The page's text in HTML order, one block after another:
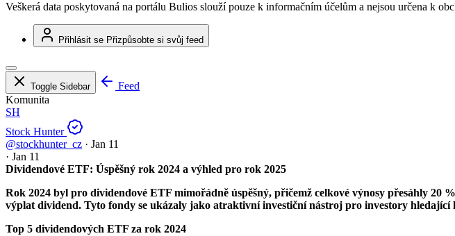
Veškerá data poskytovaná na portálu Bulios slouží pouze k informačním účelům a nejsou určena k
Přihlásit se Přizpůsobte si svůj feed
Toggle Sidebar
Feed
Komunita
SH
Stock Hunter
@stockhunter_cz · Jan 11
· Jan 11
Dividendové ETF: Úspěšný rok 2024 a výhled pro rok 2025
Rok 2024 byl pro dividendové ETF mimořádně úspěšný, přičemž celkové výnosy přesáhly
výplat dividend. Tyto fondy se ukázaly jako atraktivní investiční nástroj pro investory
Top 5 dividendových ETF za rok 2024